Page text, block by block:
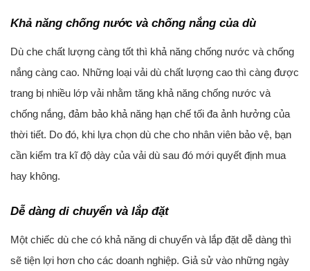
Khả năng chống nước và chống nắng của dù
Dù che chất lượng càng tốt thì khả năng chống nước và chống
nắng càng cao. Những loại vải dù chất lượng cao thì càng được
trang bị nhiều lớp vải nhằm tăng khả năng chống nước và
chống nắng, đảm bảo khả năng hạn chế tối đa ảnh hưởng của
thời tiết. Do đó, khi lựa chọn dù che cho nhân viên bảo vệ, bạn
cần kiểm tra kĩ độ dày của vải dù sau đó mới quyết định mua
hay không.
Dễ dàng di chuyển và lắp đặt
Một chiếc dù che có khả năng di chuyển và lắp đặt dễ dàng thì
sẽ tiện lợi hơn cho các doanh nghiệp. Giả sử vào những ngày